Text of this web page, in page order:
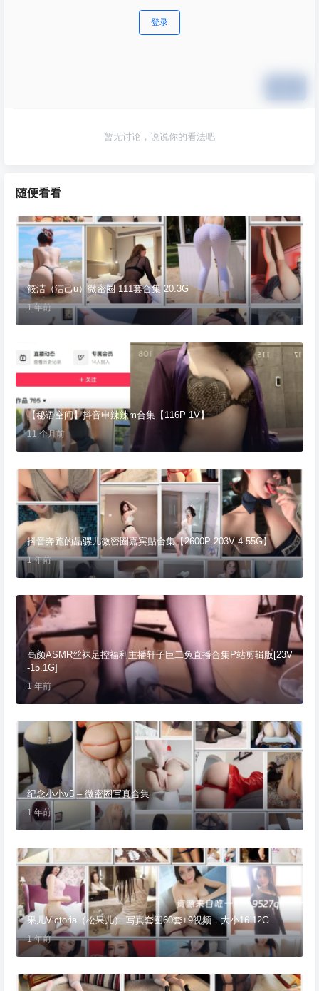
登录
暂无讨论，说说你的看法吧
随便看看
筱洁（洁己u）微密圈 111套合集 20.3G
1 年前
【秘语空间】抖音申辣辣m合集【116P 1V】
11 个月前
抖音奔跑的晶骡儿微密圈嘉宾贴合集【2600P 203V 4.55G】
1 年前
高颜ASMR丝袜足控福利主播轩子巨二兔直播合集P站剪辑版[23V
-15.1G]
1 年前
纪念小小v5 – 微密圈写真合集
1 年前
果儿Victoria（松果儿） 写真套图60套+9视频，大小16.12G
1 年前